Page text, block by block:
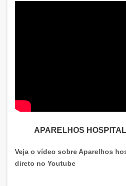
APARELHOS
Veja o vídeo sobre Aparelhos
direto no Youtube